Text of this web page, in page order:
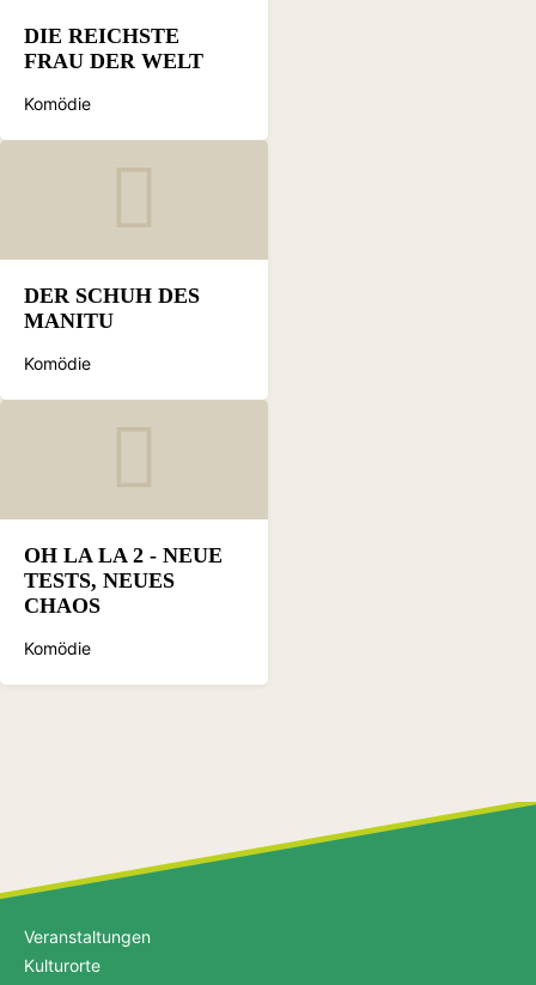
DIE REICHSTE
FRAU DER WELT
Komödie
DER SCHUH DES
MANITU
Komödie
OH LA LA 2 - NEUE
TESTS, NEUES
CHAOS
Komödie
Veranstaltungen
Kulturorte